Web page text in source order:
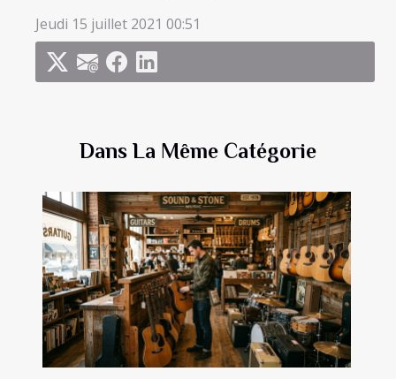
Dans La Même Catégorie
Jeudi 15 juillet 2021 00:51